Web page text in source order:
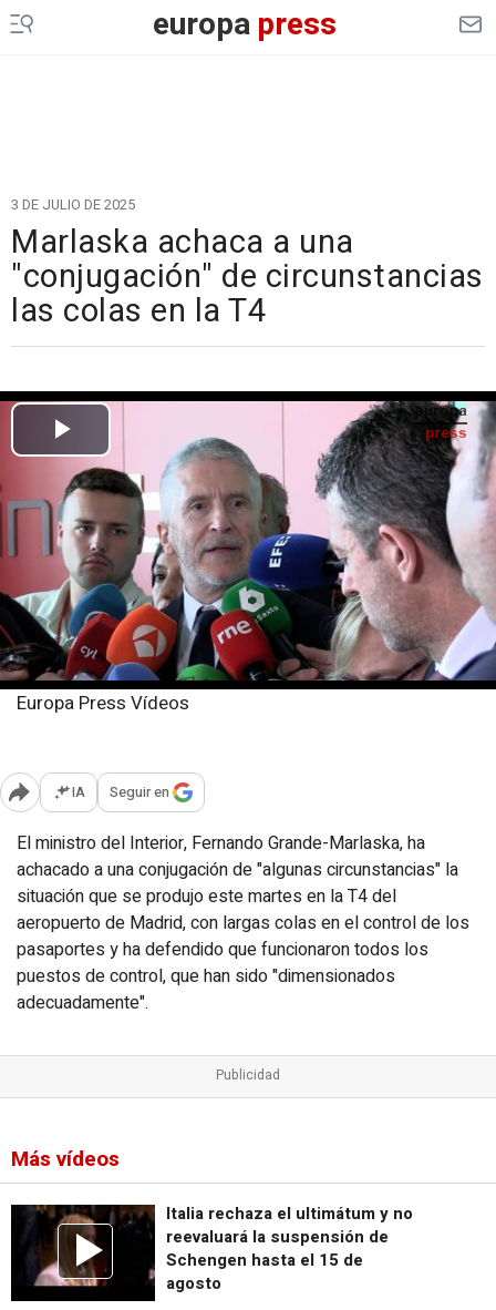
europapress
3 DE JULIO DE 2025
Marlaska achaca a una
"conjugación" de circunstancias
las colas en la T4
Europa Press Vídeos
Abrir opciones para compartir
IA Seguir en
El ministro del Interior, Fernando Grande-Marlaska, ha
achacado a una conjugación de "algunas circunstancias" la
situación que se produjo este martes en la T4 del
aeropuerto de Madrid, con largas colas en el control de los
pasaportes y ha defendido que funcionaron todos los
puestos de control, que han sido "dimensionados
adecuadamente".
Más vídeos
Italia rechaza el ultimátum y no
reevaluará la suspensión de
Schengen hasta el 15 de
agosto